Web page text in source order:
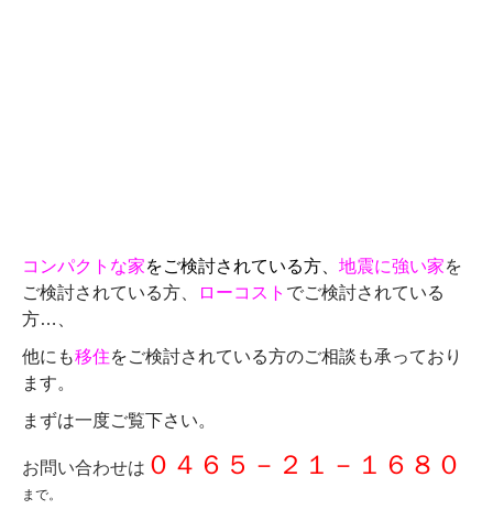
コンパクトな家をご検討されている方、 地震に強い家を
ご検討されている方、
ローコスト でご検討されている
方…、
他にも移住をご検討されている方のご相談も承っており
ます。
まずは一度ご覧下さい。
お問い合わせは ０４６５－２１－１６８０
まで。